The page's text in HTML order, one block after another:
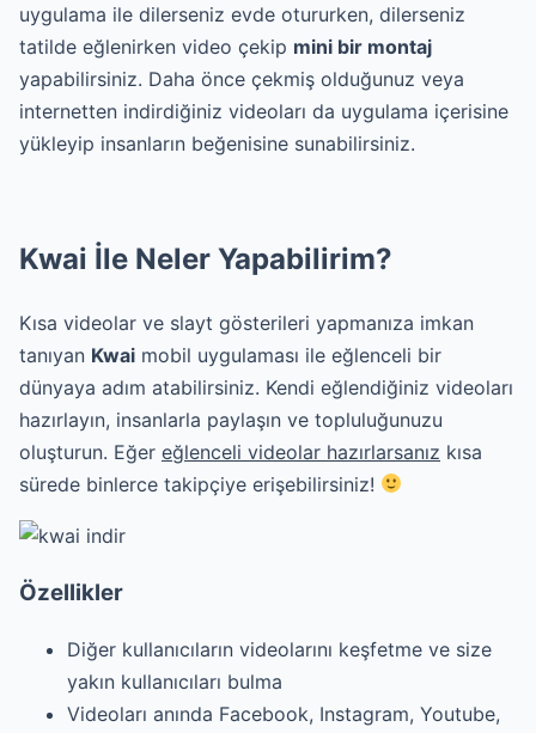
uygulama ile dilerseniz evde otururken, dilerseniz
tatilde eğlenirken video çekip mini bir montaj
yapabilirsiniz. Daha önce çekmiş olduğunuz veya
internetten indirdiğiniz videoları da uygulama içerisine
yükleyip insanların beğenisine sunabilirsiniz.
Kwai İle Neler Yapabilirim?
Kısa videolar ve slayt gösterileri yapmanıza imkan
tanıyan Kwai mobil uygulaması ile eğlenceli bir
dünyaya adım atabilirsiniz. Kendi eğlendiğiniz videoları
hazırlayın, insanlarla paylaşın ve topluluğunuzu
oluşturun. Eğer eğlenceli videolar hazırlarsanız kısa
sürede binlerce takipçiye erişebilirsiniz!
Özellikler
Diğer kullanıcıların videolarını keşfetme ve size
yakın kullanıcıları bulma
Videoları anında Facebook, Instagram, Youtube,